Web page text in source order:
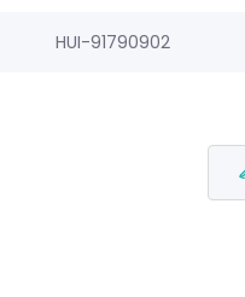
HUI-91790902